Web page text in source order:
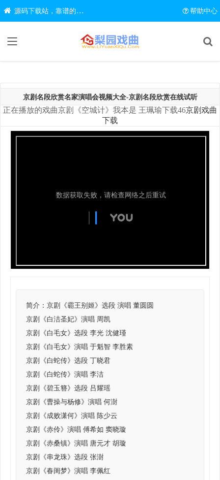
源码下载站，靠谱的源码在线下载网站 帮助中心
京剧名段欣赏名家演唱会视频大全-京剧名段欣赏在线试听
正在播放的戏曲京剧《空城计》我本是 王珮瑜下载46京剧戏曲
下载
简介： 京剧《霸王别姬》选段 演唱 董圆圆
京剧《白洁圣妃》演唱 周凯
京剧《白毛女》选段 李光 沈健瑾
京剧《白毛女》演唱 于魁智 李胜素
京剧《白蛇传》选段 丁晓君
京剧《白蛇传》演唱 李洁
京剧《碧玉簪》选段 吕耀瑶
京剧《曹操与杨修》演唱 何澍
京剧《成败潇何》演唱 陈少云
京剧《赤伶》演唱 傅希如 窦晓璇
京剧《赤桑镇》演唱 唐元才 胡璇
京剧《串龙珠》选段 张澍
京剧《春闺梦》演唱 李佩红